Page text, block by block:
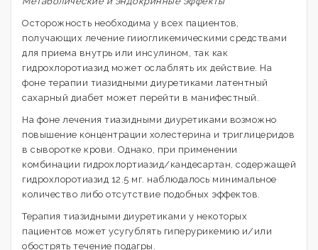
Осторожность необходима у всех пациентов,
получающих лечение гииогликемическими средствами
для приема внутрь или инсулином, так как
гидрохлоротиазид может ослаблять их действие. На
фоне терапии тиазидными диуретиками латентный
сахарный диабет может перейти в манифестный.
На фоне лечения тиазидными диуретиками возможно
повышение концентрации холестерина и триглицеридов
в сыворотке крови. Однако, при применении
комбинации гидрохлортиазид/кандесартан, содержащей
гидрохлоротиазид 12.5 мг. наблюдалось минимальное
количество либо отсутствие подобных эффектов.
Терапия тиазидными диуретиками у некоторых
пациентов может усугублять гиперурикемию и/или
обострять течение подагры.